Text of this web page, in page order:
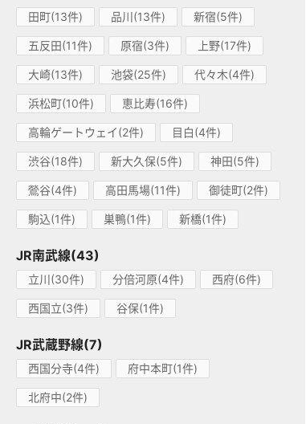
田町(13件) 品川(13件) 新宿(5件)
五反田(11件) 原宿(3件) 上野(17件)
大崎(13件) 池袋(25件) 代々木(4件)
浜松町(10件) 恵比寿(16件)
高輪ゲートウェイ(2件) 目白(4件)
渋谷(18件) 新大久保(5件) 神田(5件)
鶯谷(4件) 高田馬場(11件) 御徒町(2件)
駒込(1件) 巣鴨(1件) 新橋(1件)
JR南武線(43)
立川(30件) 分倍河原(4件) 西府(6件)
西国立(3件) 谷保(1件)
JR武蔵野線(7)
西国分寺(4件) 府中本町(1件)
北府中(2件)